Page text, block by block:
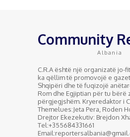
Community
Albania
C.R.A është një organizatë jo-
ka qëllim të promovojë e
Shqipëri dhe të fuqizojë
Rom dhe Egjiptian për tu bërë
përgjegjshëm. Kryeredaktor i
Themelues:Jeta Pera, Roden
Drejtor Ekezekutiv: Brejdon
Tel:+355684331661